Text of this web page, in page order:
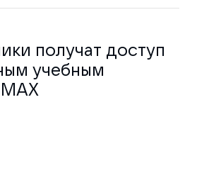
получат доступ
учебным